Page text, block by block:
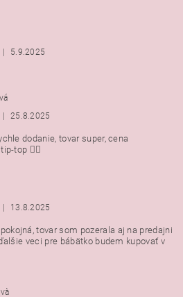
5.9.2025
25.8.2025
dodanie, tovar super, cena
top 👍🏻
13.8.2025
tovar som pozerala aj na predajni
veci pre bábätko budem kupovať v